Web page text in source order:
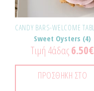
Sweet Oysters (4)
Τιμή 4άδας6.50€
ΠΡΟΣΘΉΚΗ ΣΤΟ